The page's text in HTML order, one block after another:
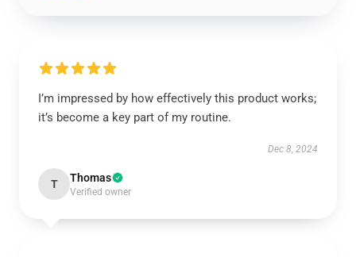
I’m impressed by how effectively this product works;
it’s become a key part of my routine.
Dec 8, 2024
T Thomas
Verified owner